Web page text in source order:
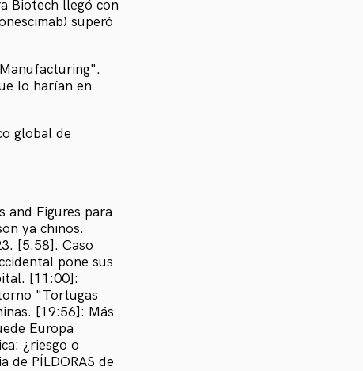
Biotech llegó con
superó
lo harían en
global de
and Figures para
ya chinos.
[5:58]: Caso
pone sus
[11:00]:
"Tortugas
[19:56]: Más
Europa
¿riesgo o
PÍLDORAS de